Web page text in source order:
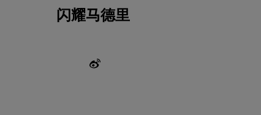
闪耀马德里